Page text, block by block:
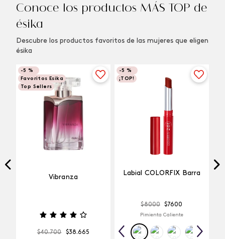
Conoce los productos MÁS TOP de
ésika
Descubre los productos favoritos de las mujeres que eligen
ésika
-5 %
Favoritos Esika
Top Sellers
Vibranza
$40.700 $38.665
-5 %
¡TOP!
Labial COLORFIX Barra
$8000 $7600
Pimienta Caliente